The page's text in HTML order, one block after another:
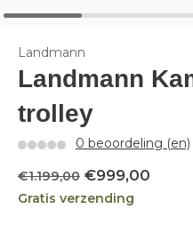
Landmann
Landmann
trolley
0 beoordeling (en)
€1.199,00 €999,00
Gratis verzending